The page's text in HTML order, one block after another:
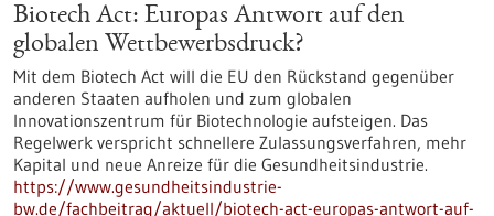
Biotech Act: Europas Antwort auf den
globalen Wettbewerbsdruck?
Mit dem Biotech Act will die EU den Rückstand gegenüber
anderen Staaten aufholen und zum globalen
Innovationszentrum für Biotechnologie aufsteigen. Das
Regelwerk verspricht schnellere Zulassungsverfahren, mehr
Kapital und neue Anreize für die Gesundheitsindustrie.
https://www.gesundheitsindustrie-
bw.de/fachbeitrag/aktuell/biotech-act-europas-antwort-auf-